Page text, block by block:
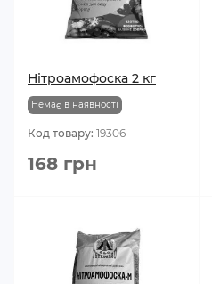
Нітроамофоска 2 кг
Немає в наявності
Код товару: 19306
168 грн